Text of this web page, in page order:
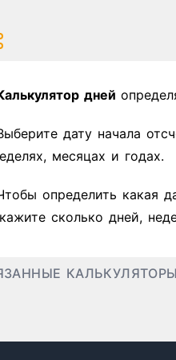
дней
дату начала
месяцах и годах.
определить какая
сколько дней,